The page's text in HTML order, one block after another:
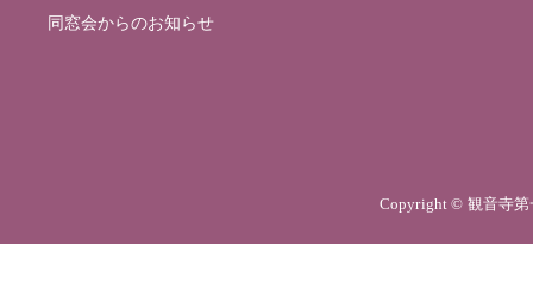
同窓会からのお知らせ
Copyright © 観音寺第